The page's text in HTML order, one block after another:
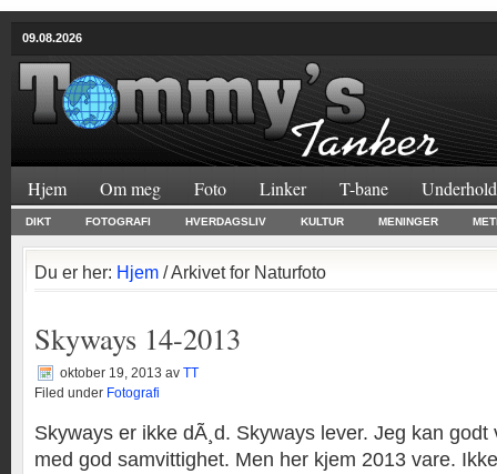
09.08.2026
Hjem Om meg Foto Linker T-bane
DIKT FOTOGRAFI HVERDAGSLIV KULTUR MENINGER
Du er her: Hjem / Arkivet for Naturfoto
Skyways 14-2013
oktober 19, 2013 av TT
Filed under Fotografi
Skyways er ikke dÃ¸d. Skyways lever. Jeg kan godt
med god samvittighet. Men her kjem 2013 vare.